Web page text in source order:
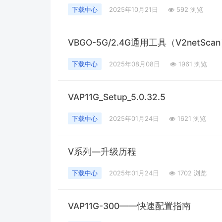
下载中心 2025年10月21日 592 浏览
VBGO-5G/2.4G通用工具（
下载中心 2025年08月08日 1961 浏览
VAP11G_Setup_5.0.32.5
下载中心 2025年01月24日 1621 浏览
V系列—升级历程
下载中心 2025年01月24日 1702 浏览
VAP11G-300——快速配置指南